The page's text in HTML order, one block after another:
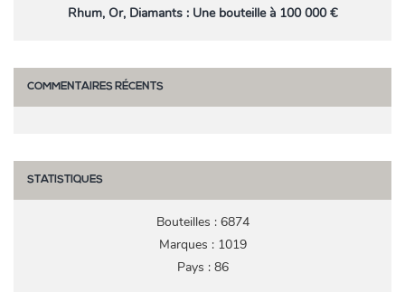
Rhum, Or, Diamants : Une bouteille à 100 000 €
COMMENTAIRES RÉCENTS
STATISTIQUES
Bouteilles : 6874
Marques : 1019
Pays : 86